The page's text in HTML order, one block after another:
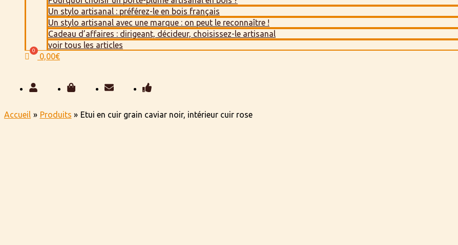
Un stylo artisanal : préférez-le en bois français
Un stylo artisanal avec une marque : on peut le reconnaître !
Cadeau d’affaires : dirigeant, décideur, choisissez-le artisanal
voir tous les articles
0,00€
Accueil Produits Etui en cuir grain caviar noir, intérieur cuir rose